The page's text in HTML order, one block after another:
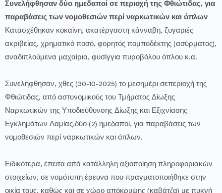
Συνελήφθησαν δύο ημεδαποί σε περιοχή της Φθιώτιδας, για
παραβάσεις των νομοθεσιών περί ναρκωτικών και όπλων
Κατασχέθηκαν κοκαΐνη, ακατέργαστη κάνναβη, ζυγαριές
ακριβείας, χρηματικό ποσό, φορητός πομποδέκτης (ασύρματος),
αναδιπλούμενα μαχαίρια, φυσίγγια πυροβόλου όπλου κ.α.
Συνελήφθησαν, χθες (30-10-2025) το μεσημέρι σεπεριοχή της
Φθιώτιδας, από αστυνομικούς του Τμήματος Δίωξης
Ναρκωτικών της Υποδιεύθυνσης Δίωξης και Εξιχνίασης
Εγκλημάτων Λαμίας,δύο (2) ημεδαποί, για παραβάσεις των
νομοθεσιών περί ναρκωτικών και όπλων.
Ειδικότερα, έπειτα από κατάλληλη αξιοποίηση πληροφοριακών
στοιχείων, σε νομότυπη έρευνα που πραγματοποιήθηκε στην
οικία τους, καθώς και σε χώρο απόκρυψης (καβάτζα) με πυκνή